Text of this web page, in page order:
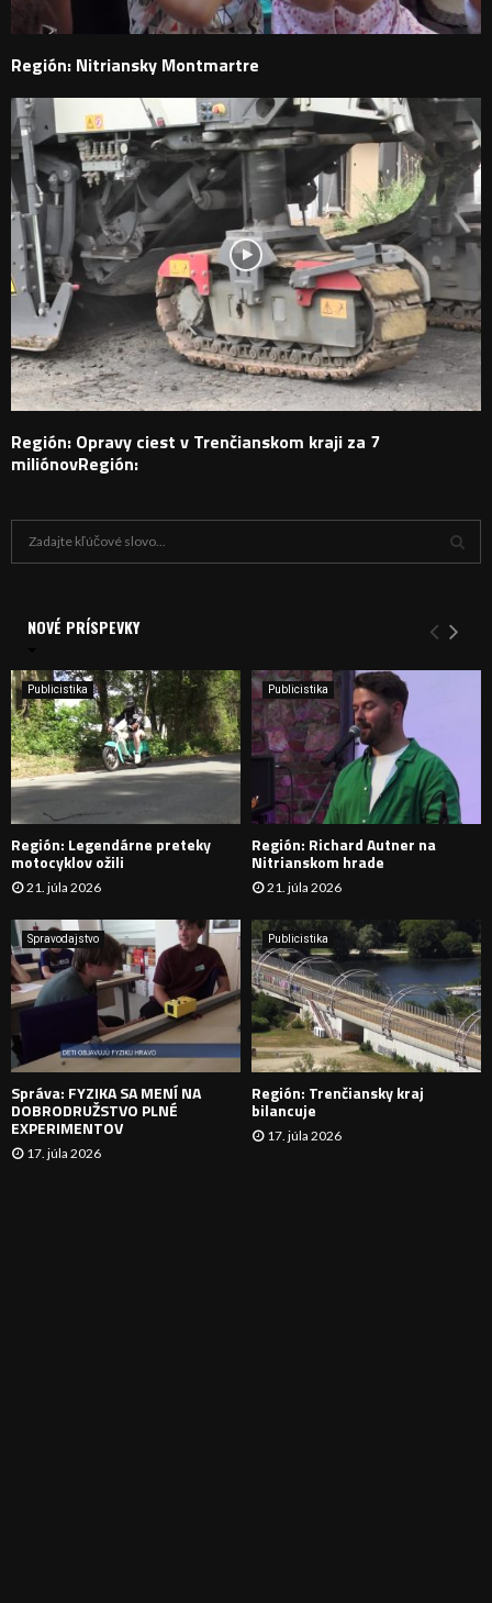
Región: Nitriansky Montmartre
Región: Opravy ciest v Trenčianskom kraji za 7
miliónovRegión:
i
e
:
Y
H
D
A
N
I
E
NOVÉ PRÍSPEVKY
Publicistika
Región: Legendárne preteky
motocyklov ožili
21. júla 2026
Publicistika
Región: Richard Autner na
Nitrianskom hrade
21. júla 2026
Spravodajstvo
Správa: FYZIKA SA MENÍ NA
DOBRODRUŽSTVO PLNÉ
EXPERIMENTOV
17. júla 2026
Publicistika
Región: Trenčiansky kraj
bilancuje
17. júla 2026